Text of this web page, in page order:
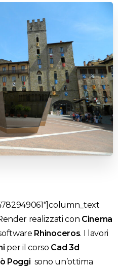
column_text
realizzati con Cinema
Rhinoceros. I lavori
per il corso Cad 3d
Poggi sono un’ottima